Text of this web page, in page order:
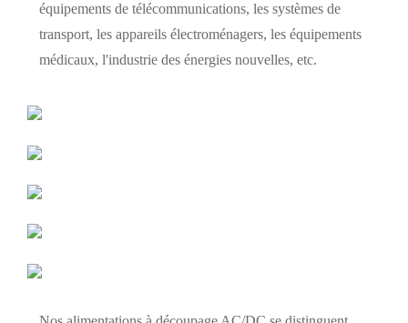
équipements de télécommunications, les systèmes de
transport, les appareils électroménagers, les équipements
médicaux, l'industrie des énergies nouvelles, etc.